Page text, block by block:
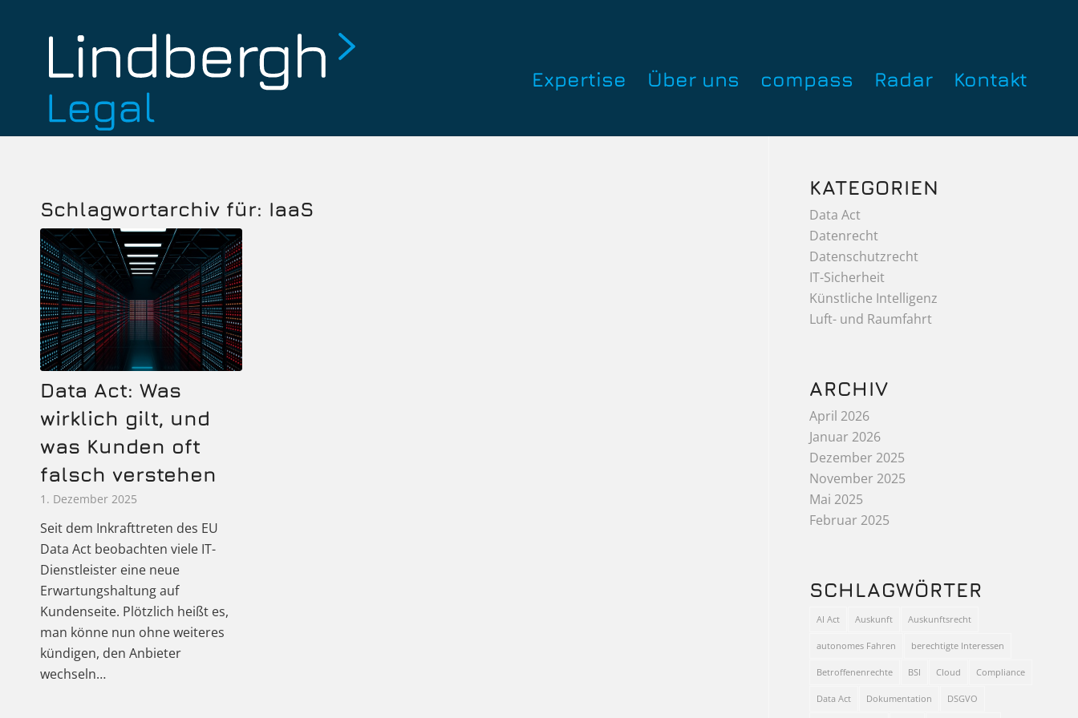
Expertise Über uns compass Radar Kontakt
Schlagwortarchiv für: IaaS
Data Act: Was
wirklich gilt, und
was Kunden oft
falsch verstehen
1. Dezember 2025
Seit dem Inkrafttreten des EU
Data Act beobachten viele IT-
Dienstleister eine neue
Erwartungshaltung auf
Kundenseite. Plötzlich heißt es,
man könne nun ohne weiteres
kündigen, den Anbieter
wechseln…
KATEGORIEN
Data Act
Datenrecht
Datenschutzrecht
IT-Sicherheit
Künstliche Intelligenz
Luft- und Raumfahrt
ARCHIV
April 2026
Januar 2026
Dezember 2025
November 2025
Mai 2025
Februar 2025
SCHLAGWÖRTER
AI Act Auskunft Auskunftsrecht
autonomes Fahren berechtigte Interessen
Betroffenenrechte BSI Cloud Compliance
Data Act Dokumentation DSGVO